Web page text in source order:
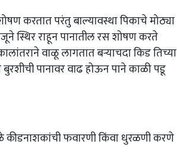
करतात परंतु बाल्यावस्था पिकाचे मोठ्या
स्थिर राहून पानातील रस शोषण करते
वाळू लागतात बर्‍याचदा किड तिच्या
पानावर वाढ होऊन पाने काळी पडू
कीडनाशकांची फवारणी किंवा धुरळणी करणे